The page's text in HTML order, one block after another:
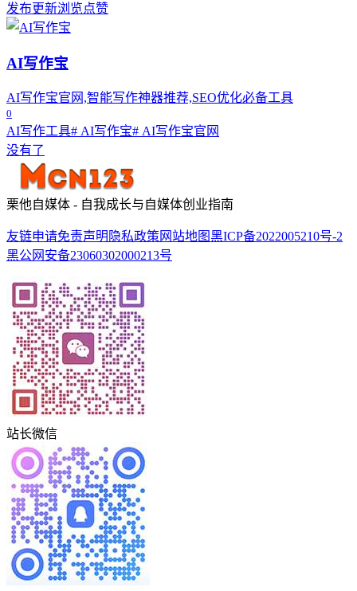
发布更新浏览点赞
AI写作宝
AI写作宝官网,智能写作神器推荐,SEO优化必备工具
0
AI写作工具# AI写作宝# AI写作宝官网
没有了
栗他自媒体 - 自我成长与自媒体创业指南
友链申请免责声明 隐私政策 网站地图黑ICP备2022005210号-2
黑公网安备23060302000213号
站长微信